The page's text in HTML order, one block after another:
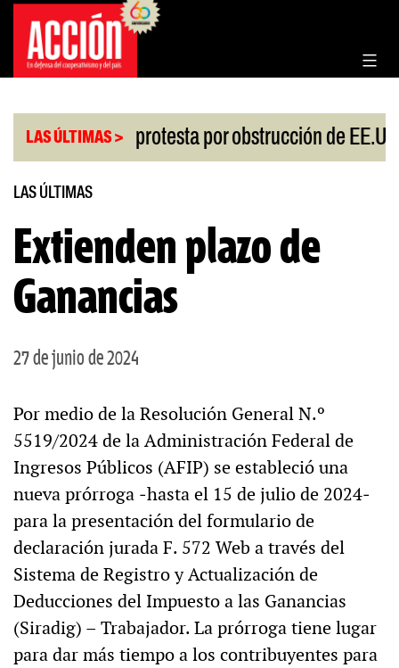
Saltar
contenido
LAS ÚLTIMAS >
| China protesta por obstrucción de EE.UU
LAS ÚLTIMAS
Extienden plazo de
Ganancias
27 de junio de 2024
Por medio de la Resolución General N.º
5519/2024 de la Administración Federal de
Ingresos Públicos (AFIP) se estableció una
nueva prórroga ‒hasta el 15 de julio de 2024‒
para la presentación del formulario de
declaración jurada F. 572 Web a través del
Sistema de Registro y Actualización de
Deducciones del Impuesto a las Ganancias
(Siradig) – Trabajador. La prórroga tiene lugar
para dar más tiempo a los contribuyentes para